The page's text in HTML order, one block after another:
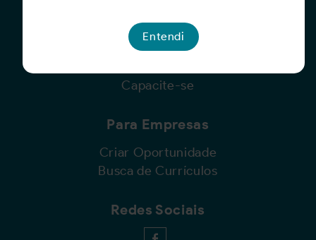
Para Candidatos
Busca de Oportunidades
Capacite-se
Para Empresas
Criar Oportunidade
Busca de Currículos
Redes Sociais
Entendi